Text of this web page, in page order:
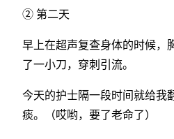
② 第二天
早上在超声复查身体的时候，
了一小刀，穿刺引流。
今天的护士隔一段时间就给我
痰。（哎哟，要了老命了）